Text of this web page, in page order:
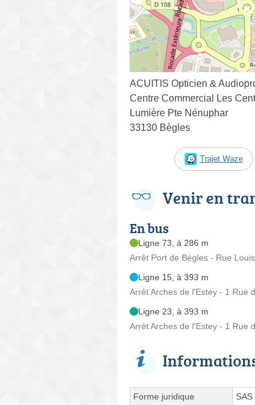
ACUITIS Opticien &
Centre Commercial Les
Lumière Pte Nénuphar
33130 Bègles
Trajet Waze
Venir en
En bus
Ligne 73, à 286 m
Arrêt Port de Bègles - Rue
Ligne 15, à 393 m
Arrêt Arches de l'Estey - 1 Rue
Ligne 23, à 393 m
Arrêt Arches de l'Estey - 1 Rue
Forme juridique SAS